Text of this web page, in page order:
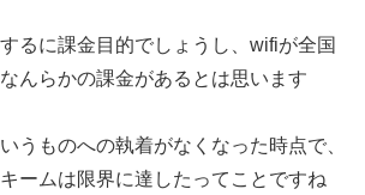
るに課金目的でしょうし、wifiが全国
んらかの課金があるとは思います
うものへの執着がなくなった時点で、
ームは限界に達したってことですね